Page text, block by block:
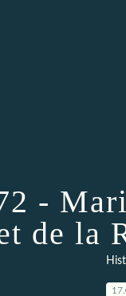
-
de la